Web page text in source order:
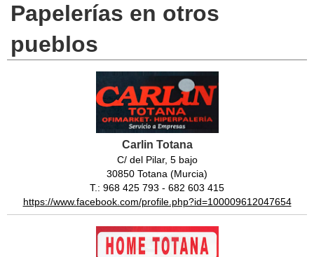
Papelerías en otros
pueblos
Carlin Totana
C/ del Pilar, 5 bajo
30850 Totana (Murcia)
T.: 968 425 793 - 682 603 415
https://www.facebook.com/profile.php?id=100009612047654